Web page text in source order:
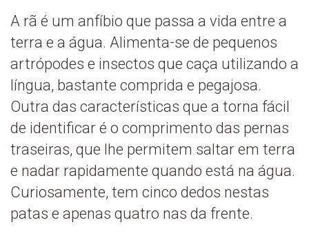
A rã é um anfíbio que passa a vida entre a
terra e a água. Alimenta-se de pequenos
artrópodes e insectos que caça utilizando a
língua, bastante comprida e pegajosa.
Outra das características que a torna fácil
de identificar é o comprimento das pernas
traseiras, que lhe permitem saltar em terra
e nadar rapidamente quando está na água.
Curiosamente, tem cinco dedos nestas
patas e apenas quatro nas da frente.